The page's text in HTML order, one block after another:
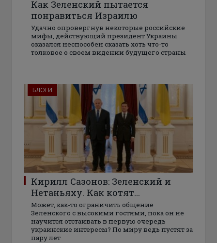
Как Зеленский пытается
понравиться Израилю
Удачно опровергнув некоторые российские
мифы, действующий президент Украины
оказался неспособен сказать хоть что-то
толковое о своем видении будущего страны
БЛОГИ
Кирилл Сазонов: Зеленский и
Нетаньяху. Как котят…
Может, как-то ограничить общение
Зеленского с высокими гостями, пока он не
научится отстаивать в первую очередь
украинские интересы? По миру ведь пустят за
пару лет